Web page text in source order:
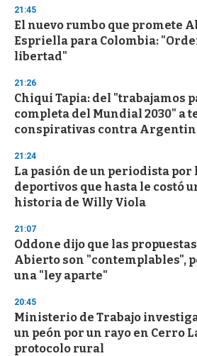
d
s
21:45
El nuevo rumbo que promete
Espriella para Colombia:
libertad"
21:26
Chiqui Tapia: del "trabajamos
completa del Mundial 2030" a
conspirativas contra
21:24
La pasión de un periodista por
deportivos que hasta le costó
historia de Willy Viola
21:07
Oddone dijo que las
Abierto son "contemplables",
una "ley aparte"
20:45
Ministerio de Trabajo
un peón por un rayo en Cerro
protocolo rural